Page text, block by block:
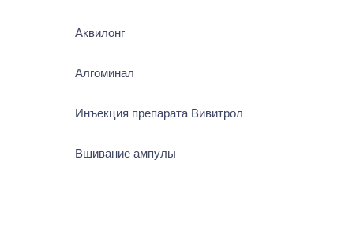
Аквилонг
Алгоминал
Инъекция препарата Вивитрол
Вшивание ампулы